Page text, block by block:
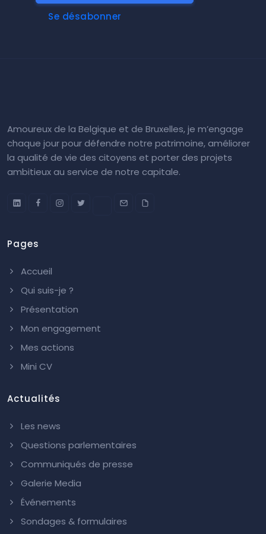
Se désabonner
Amoureux de la Belgique et de Bruxelles, je m’engage
chaque jour pour défendre notre patrimoine, améliorer
la qualité de vie des citoyens et porter des projets
ambitieux au service de notre capitale.
Pages
Accueil
Qui suis-je ?
Présentation
Mon engagement
Mes actions
Mini CV
Actualités
Les news
Questions parlementaires
Communiqués de presse
Galerie Media
Événements
Sondages & formulaires